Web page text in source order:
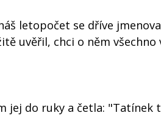
letopočet se dříve
uvěřil, chci o něm
jej do ruky a četla: "Tatínek